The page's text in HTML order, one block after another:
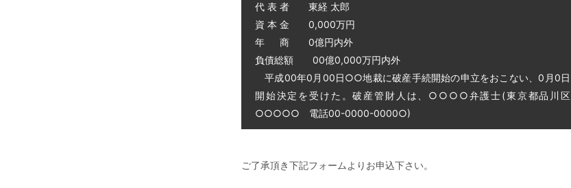
代 表 者 東経 太郎
資 本 金 0,000万円
年 商 0億円内外
負債総額 00億0,000万円内外
平成00年0月00日○○地裁に破産手続開始の申立をおこない、0月0日
開始決定を受けた。破産管財人は、○○○○弁護士(東京都品川区
○○○○○ 電話00-0000-0000○)
ご了承頂き下記フォームよりお申込下さい。